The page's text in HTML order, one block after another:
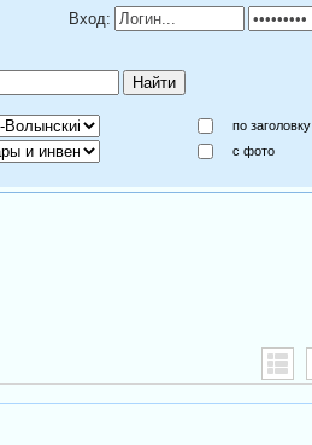
Вход:
по заголовку
c фото